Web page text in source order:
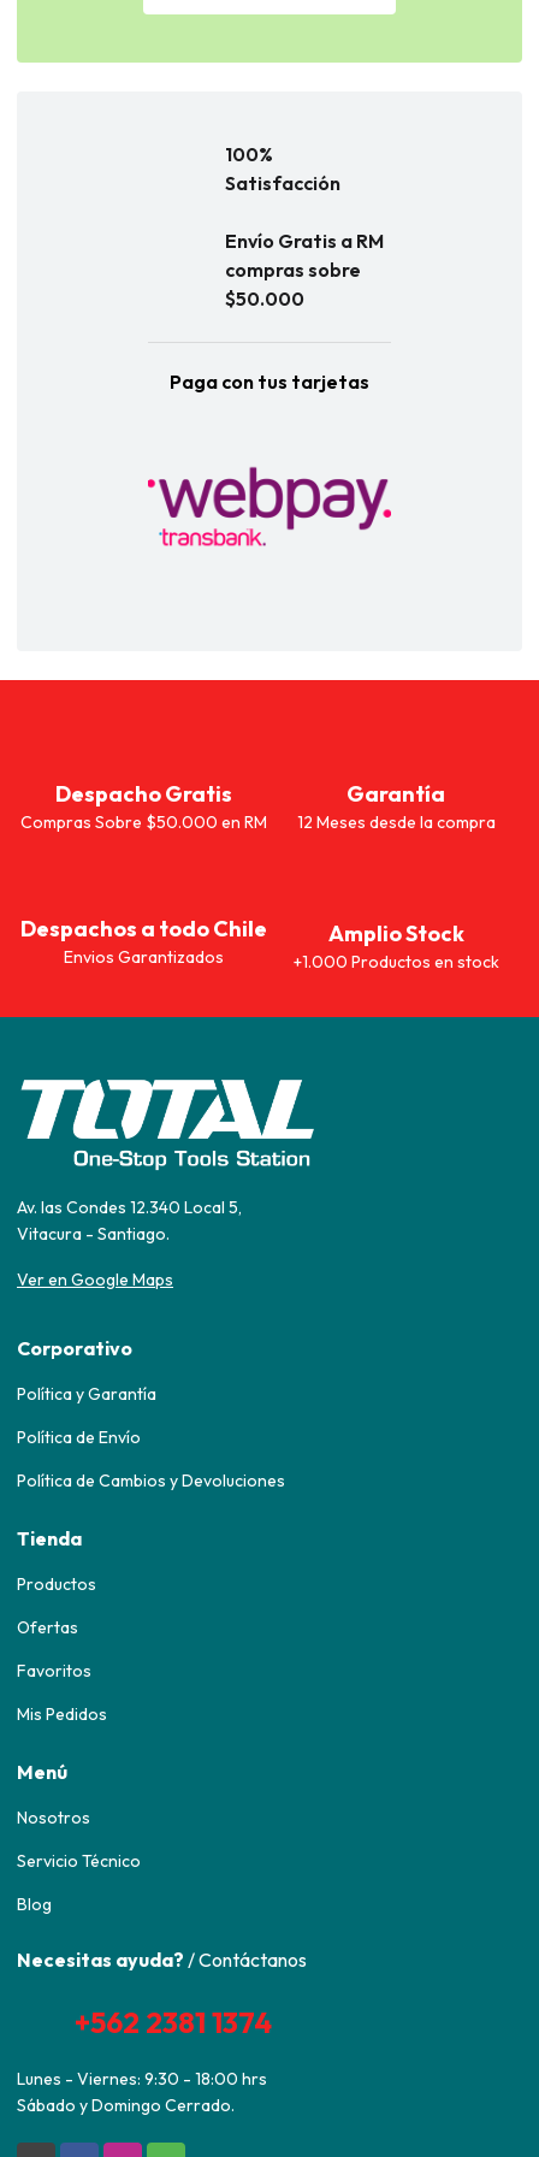
100%
Satisfacción
Envío Gratis a RM
compras sobre
$50.000
Paga con tus tarjetas
Despacho Gratis
Compras Sobre $50.000 en RM
Garantía
12 Meses desde la compra
Despachos a todo Chile
Envios Garantizados
Amplio Stock
+1.000 Productos en stock
Av. las Condes 12.340 Local 5,
Vitacura - Santiago.
Ver en Google Maps
Corporativo
Política y Garantía
Política de Envío
Política de Cambios y Devoluciones
Tienda
Productos
Ofertas
Favoritos
Mis Pedidos
Menú
Nosotros
Servicio Técnico
Blog
Necesitas ayuda? / Contáctanos
+562 2381 1374
Lunes - Viernes: 9:30 - 18:00 hrs
Sábado y Domingo Cerrado.